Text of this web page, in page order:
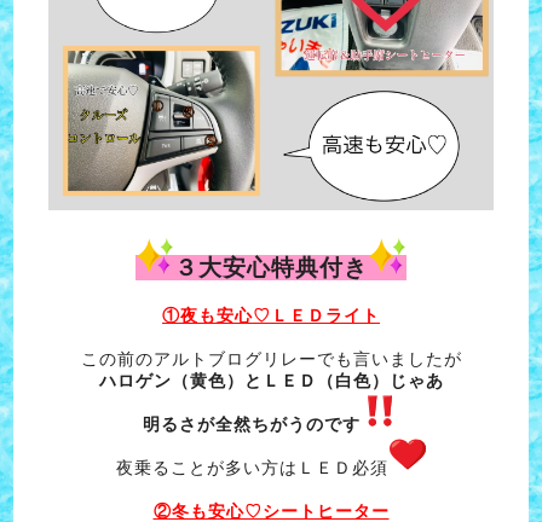
３大安心特典付き
①夜も安心♡ＬＥＤライト
この前のアルトブログリレーでも言いましたが
ハロゲン（黄色）とＬＥＤ（白色）じゃあ
明るさが全然ちがうのです
夜乗ることが多い方はＬＥＤ必須
②冬も安心♡シートヒーター